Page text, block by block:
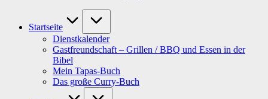
Startseite
Dienstkalender
Gastfreundschaft – Grillen / BBQ und Essen in der
Bibel
Mein Tapas-Buch
Das große Curry-Buch